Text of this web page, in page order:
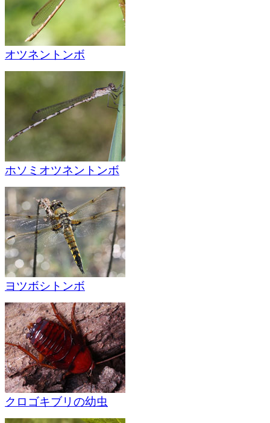
オツネントンボ
ホソミオツネントンボ
ヨツボシトンボ
クロゴキブリの幼虫